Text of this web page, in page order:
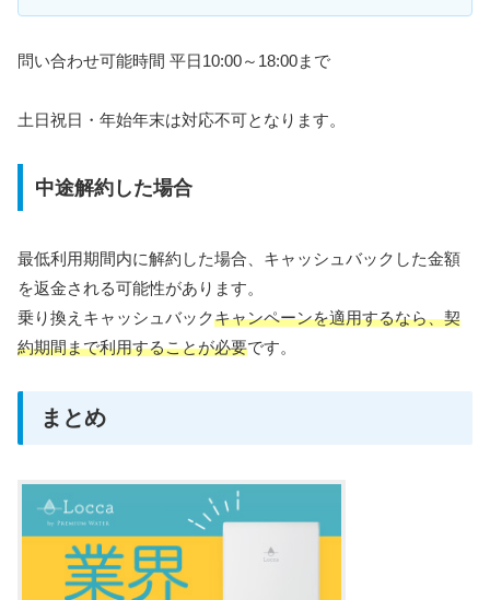
問い合わせ可能時間 平日10:00～18:00まで
土日祝日・年始年末は対応不可となります。
中途解約した場合
最低利用期間内に解約した場合、キャッシュバックした金額
を返金される可能性があります。
乗り換えキャッシュバックキャンペーンを適用するなら、契
約期間まで利用することが必要です。
まとめ